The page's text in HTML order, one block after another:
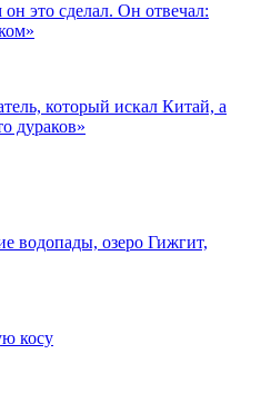
это сделал. Он отвечал:
который искал Китай, а
дураков»
водопады, озеро Гижгит,
косу